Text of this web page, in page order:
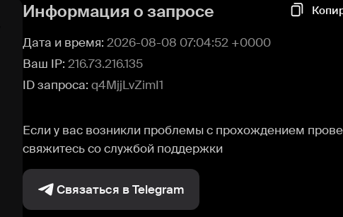
Информация о запросе
Дата и время: 2026-08-08 07:04:52 +0000
Ваш IP: 216.73.216.135
ID запроса: q4MjjLvZimI1
Если у вас возникли проблемы с прохождением
свяжитесь со службой поддержки
Связаться в Telegram